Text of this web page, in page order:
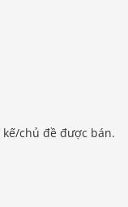
chủ đề được bán.